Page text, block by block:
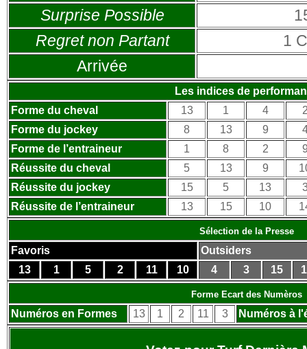
Surprise Possible
Regret non Partant
1
Arrivée
Les indices de
Forme du cheval
13 1 4
Forme du jockey
8 13 9
Forme de l’entraineur
1 8 2
Réussite du cheval
5 13 9
Réussite du jockey
15 5 13
Réussite de l’entraineur
13 15 10
Sélection de la Presse
Favoris
Outsiders
13
1 5 2 11 10 4 3 15
Forme Ecart des Numèros
Numéros en Formes 13 1 2 11 3 Numéros à